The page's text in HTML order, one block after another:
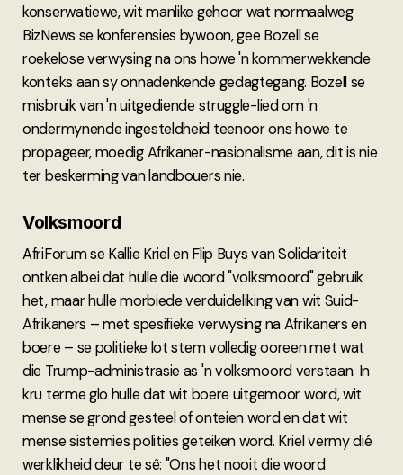
konserwatiewe, wit manlike gehoor wat normaalweg
BizNews se konferensies bywoon, gee Bozell se
roekelose verwysing na ons howe 'n kommerwekkende
konteks aan sy onnadenkende gedagtegang. Bozell se
misbruik van 'n uitgediende struggle-lied om 'n
ondermynende ingesteldheid teenoor ons howe te
propageer, moedig Afrikaner-nasionalisme aan, dit is nie
ter beskerming van landbouers nie.
Volksmoord
AfriForum se Kallie Kriel en Flip Buys van Solidariteit
ontken albei dat hulle die woord "volksmoord" gebruik
het, maar hulle morbiede verduideliking van wit Suid-
Afrikaners – met spesifieke verwysing na Afrikaners en
boere – se politieke lot stem volledig ooreen met wat
die Trump-administrasie as 'n volksmoord verstaan. In
kru terme glo hulle dat wit boere uitgemoor word, wit
mense se grond gesteel of onteien word en dat wit
mense sistemies polities geteiken word. Kriel vermy dié
werklikheid deur te sê: "Ons het nooit die woord